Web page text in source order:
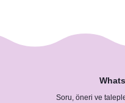
Gold Blue Yapraklı Konsept
Soru, öneri ve